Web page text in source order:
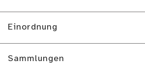
Einordnung
Sammlungen